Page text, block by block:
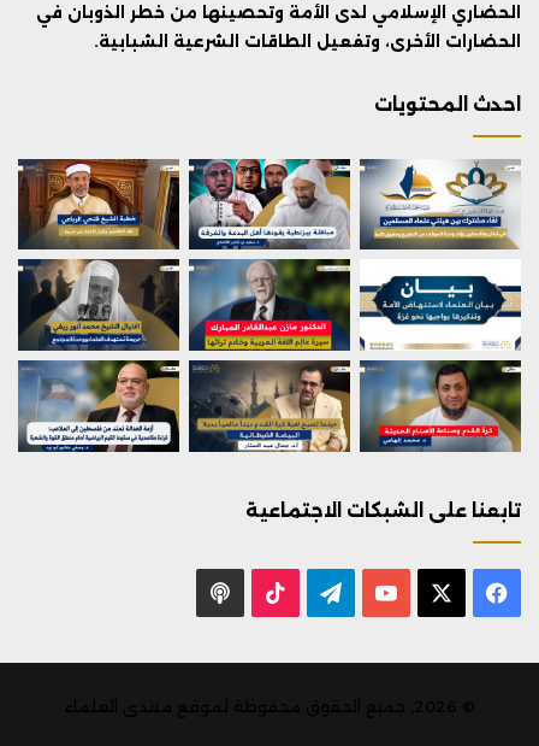
الحضاري الإسلامي لدى الأمة وتحصينها من خطر الذوبان في
الحضارات الأخرى، وتفعيل الطاقات الشرعية الشبابية.
احدث المحتويات
تابعنا على الشبكات الاجتماعية
فيسبوك يوتيوب تيلقرام ‫TikTok
© 2026, جميع الحقوق محفوظة لموقع منتدى العلماء